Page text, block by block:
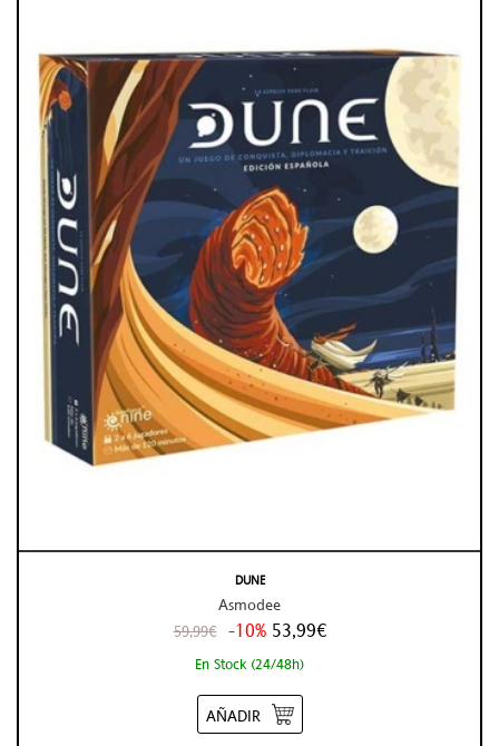
DUNE
Asmodee
59,99€ -10% 53,99€
En Stock (24/48h)
AÑADIR